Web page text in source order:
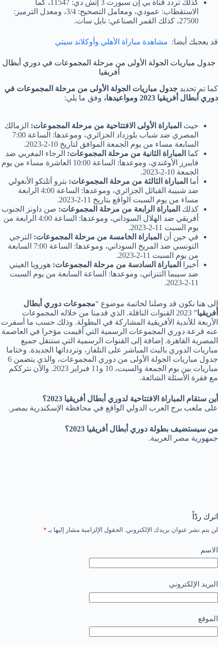
كذلك تردد قناة بي إن سبورت 3 إتش دي: 11547، كما
الاستقطاب: عمودي، ومعامل التصحيح: 3/4، ومعدل الترميز:
27500، كذلك القمر الصناعي: نايل سات.
قد يعجبك أيضا: مشاهدة مباراة الأهلي وأوكلاند سيتي
جدول مباريات الجولة الأولى من مرحلة المجموعات في دوري أبطال
أفريقيا
كما تم تحديد جدول مباريات الجولة الأولى من مرحلة المجموعات في
دوري أبطال أفريقيا 2023 ومواعيدها،
وفق ما يلي:
حيث المباراة الأولى الافتتاحية من مرحلة المجموعات: الزمالك
المصري ضد شباب بلوزداد الجزائري، وموعدها: الساعة 7:00
السابعة مساء من يوم الجمعة الموافق لتاريخ 10-2-2023.
كما المباراة الثانية من مرحلة المجموعات: الرجاء المغربي ضد
فايبرز الأوغندي، وموعدها: الساعة 10:00 العاشرة مساء من يوم
الجمعة 10-2-2023.
أما المباراة الثالثة من مرحلة المجموعات: بترو أتلتكو الأنغولي
ضد شبيبة القبائل الجزائري، وموعدها: الساعة 4:00 الرابعة
مساء من يوم السبت الواقع بتاريخ 11-2-2023.
كذلك المباراة الرابعة من مرحلة المجموعات: صن داونز الجنوب
أفريقي ضد الهلال السوداني، وموعدها: الساعة 4:00 الرابعة من
يوم السبت 11-2-2023.
في حين أن المباراة الخامسة من مرحلة المجموعات: الترجي
التونسي ضد المريخ السوداني، وموعدها: الساعة 7:00 السابعة
من يوم السبت 11-2-2023.
أخيرا
المباراة السادسة من مرحلة المجموعات: هورويا الغيني
ضد سيبما التنزاني، وموعدها: الساعة السابعة من يوم السبت
11-2-2023.
إلى هنا نكون قد وصلنا لخاتمة موضوع “مجموعات دوري أبطال
أفريقيا
” 2023 القنوات الناقلة. الذي قدمنا من خلاله المجموعات
الأربعة للأندية الأفريقية المشاركة في البطولة. وذلك حسب ما أسفرت
عنه قرعة دوري المجموعات الرسمية التي أقيمت مؤخرا في العاصمة
المصرية القاهرة. إضافة إلى القنوات الرسمية التي ستنقل جميع
مباريات الدوري بالبث المباشر على التلفاز، وتردداتها الجديدة. وختاما
جدول مباريات الجولة الأولى من دوري المجموعات، والذي يتضمن 6
مباريات بين يوم الجمعة والسبت، 10 و11 فبراير 2023. والآن نترككم
مع فقرة الأسئلة الشائعة.
أين ستقام المباراة الافتتاحية لدوري أبطال أفريقيا 2023؟
على ملعب برج العرب الدولي الواقع في محافظة الإسكندرية بمصر.
من سيستضيف بطولة دوري أبطال أفريقيا 2023؟
جمهورية مصر العربية.
اترك ردّاً
لن يتم نشر عنوان بريدك الإلكتروني. الحقول الإلزامية مشار إليها بـ *
الاسم
البريد الإلكتروني
الموقع